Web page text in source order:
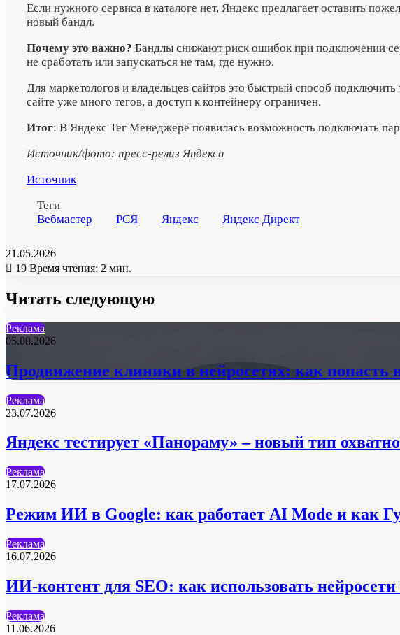
Если нужного сервиса в каталоге нет, Яндекс предлагает оставить
новый бандл.
Почему это важно? Бандлы снижают риск ошибок при подключении
не сработать или запускаться не там, где нужно.
Для маркетологов и владельцев сайтов это быстрый способ
сайте уже много тегов, а доступ к контейнеру ограничен.
Итог: В Яндекс Тег Менеджере появилась возможность подключать
Источник/фото: пресс-релиз Яндекса
Источник
Теги
Вебмастер
РСЯ Яндекс Яндекс Директ
21.05.2026
19 Время чтения: 2 мин.
Читать следующую
Реклама
05.08.2026
Продвижение клиники в нейросетях: как
Реклама
23.07.2026
Яндекс тестирует «Панораму» – новый тип
Реклама
17.07.2026
Режим ИИ в Google: как работает AI Mode и как
Реклама
16.07.2026
ИИ-контент для SEO: как использовать нейросети
Реклама
11.06.2026